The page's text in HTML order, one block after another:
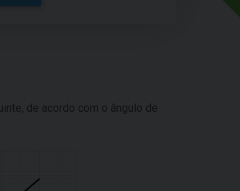
de acordo com o ângulo de